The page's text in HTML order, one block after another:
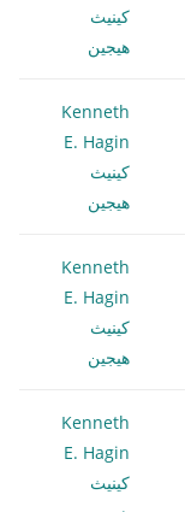
كينيث
هيجين
Kenneth
E. Hagin
كينيث
هيجين
Kenneth
E. Hagin
كينيث
هيجين
Kenneth
E. Hagin
كينيث